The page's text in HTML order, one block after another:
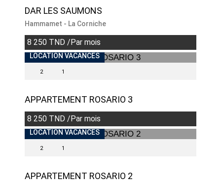
DAR LES SAUMONS
Hammamet - La Corniche
8 250 TND /Par mois
LOCATION VACANCES
2 1
APPARTEMENT ROSARIO 3
8 250 TND /Par mois
LOCATION VACANCES
2 1
APPARTEMENT ROSARIO 2